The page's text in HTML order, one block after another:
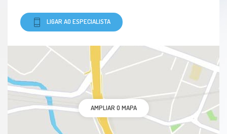
LIGAR AO ESPECIALISTA
AMPLIAR O MAPA